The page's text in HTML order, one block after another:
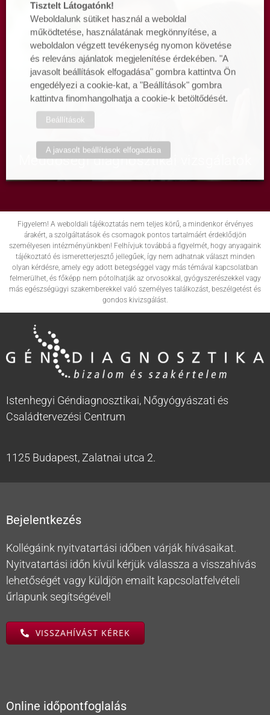
Meddőségi diagnosztikai vizsgálatok
Figyelem! A weboldali tájékoztatás nem teljes körű, a mindenkor érvényes
árakért, a szolgáltatások és csomagok pontos tartalmáért érdeklődjön
személyesen intézményünkben! Felhívjuk továbbá a figyelmét, hogy anyagaink
tájékoztató és ismeretterjesztő jellegűek, így nem adhatnak választ minden
olyan kérdésre, amely egy adott betegséggel vagy más témával kapcsolatban
felmerülhet, és főképp nem pótolhatják az orvosokkal, gyógyszerészekkel vagy
más egészségügyi szakemberekkel való személyes találkozást, beszélgetést és
gondos kivizsgálást.
Istenhegyi Géndiagnosztikai, Nőgyógyászati és
Családtervezési Centrum
1125 Budapest, Zalatnai utca 2.
Bejelentkezés
Kollégáink nyitvatartási időben várják hívásaikat.
Nyitvatartási időn kívül kérjük válassza a visszahívás
lehetőségét vagy küldjön emailt kapcsolatfelvételi
űrlapunk segítségével!
VISSZAHÍVÁST KÉREK
Online időpontfoglalás
Tisztelt Látogatónk!
Weboldalunk sütiket használ a weboldal
működtetése, használatának megkönnyítése, a
weboldalon végzett tevékenység nyomon követése
és releváns ajánlatok megjelenítése érdekében. "A
javasolt beállítások elfogadása" gombra kattintva Ön
engedélyezi a cookie-kat, a "Beállítások" gombra
kattintva finomhangolhatja a cookie-k betöltődését.
Beállítások
A javasolt beállítások elfogadása